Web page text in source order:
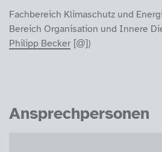
Fachbereich Klimaschutz und
Bereich Organisation und Innere
Philipp Becker
)
Ansprechpersonen